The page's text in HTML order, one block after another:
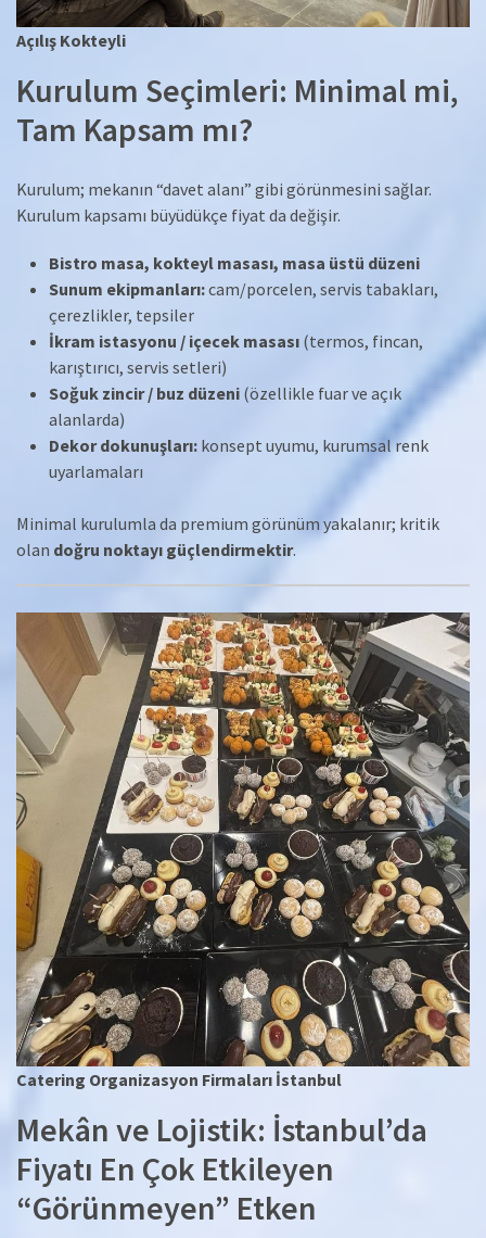
Açılış Kokteyli
Kurulum Seçimleri: Minimal mi,
Tam Kapsam mı?
Kurulum; mekanın “davet alanı” gibi görünmesini sağlar.
Kurulum kapsamı büyüdükçe fiyat da değişir.
Bistro masa, kokteyl masası, masa üstü düzeni
Sunum ekipmanları:cam/porcelen, servis tabakları,
çerezlikler, tepsiler
İkram istasyonu / içecek masası (termos, fincan,
karıştırıcı, servis setleri)
Soğuk zincir / buz düzeni (özellikle fuar ve açık
alanlarda)
Dekor dokunuşları: konsept uyumu, kurumsal renk
uyarlamaları
Minimal kurulumla da premium görünüm yakalanır; kritik
olan doğru noktayı güçlendirmektir.
Catering Organizasyon Firmaları İstanbul
Mekân ve Lojistik: İstanbul’da
Fiyatı En Çok Etkileyen
“Görünmeyen” Etken